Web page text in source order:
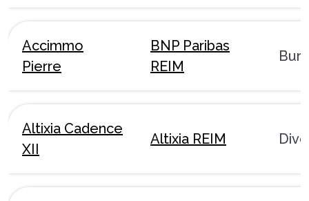
Accimmo
Pierre
BNP Paribas
REIM
Altixia Cadence
XII
Altixia REIM